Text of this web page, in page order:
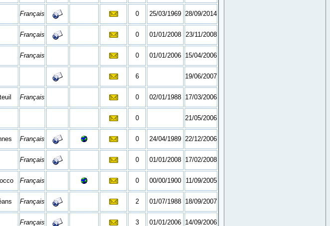
Français 0 25/03/1969 28/09/2014
Français 0 01/01/2008 23/11/2008
Français 0 01/01/2006 15/04/2006
6 19/06/2007
Français 0 02/01/1988 17/03/2006
0 21/05/2006
Français 0 24/04/1989 22/12/2006
Français 0 01/01/2008 17/02/2008
Français 0 00/00/1900 11/09/2005
Français 2 01/07/1988 18/09/2007
Français 3 01/01/2006 14/09/2006